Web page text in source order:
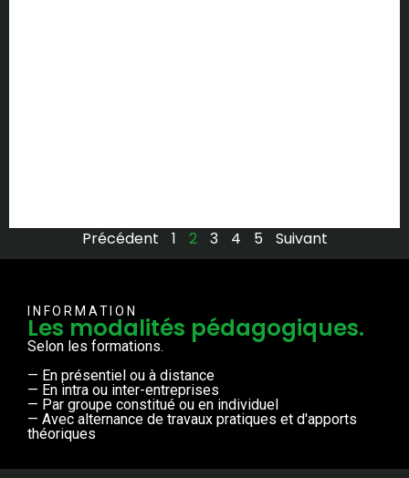
Précédent 1 2 3 4 5 Suivant
INFORMATION
Les modalités pédagogiques.
Selon les formations.
— En présentiel ou à distance
— En intra ou inter-entreprises
— Par groupe constitué ou en individuel
— Avec alternance de travaux pratiques et d'apports
théoriques